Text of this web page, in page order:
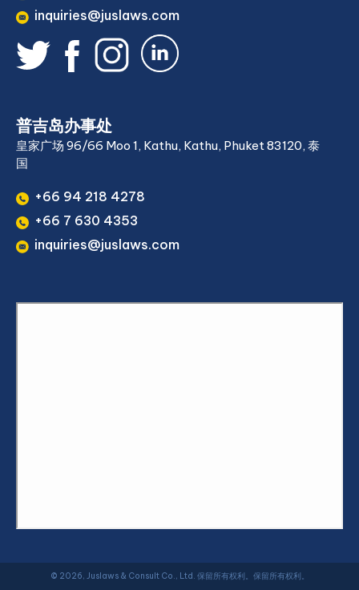
inquiries@juslaws.com
普吉岛办事处
皇家广场 96/66 Moo 1, Kathu, Kathu, Phuket 83120, 泰
国
+66 94 218 4278
+66 7 630 4353
inquiries@juslaws.com
© 2026, Juslaws & Consult Co., Ltd. 保留所有权利。保留所有权利。